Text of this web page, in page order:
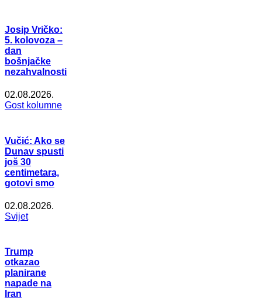
Josip Vričko:
5. kolovoza –
dan
bošnjačke
nezahvalnosti
02.08.2026.
Gost kolumne
Vučić: Ako se
Dunav spusti
još 30
centimetara,
gotovi smo
02.08.2026.
Svijet
Trump
otkazao
planirane
napade na
Iran